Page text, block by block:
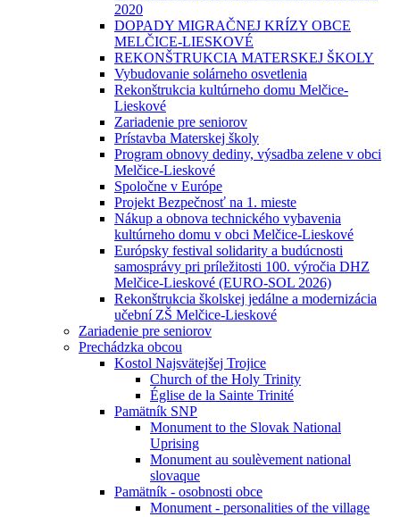
2020
DOPADY MIGRAČNEJ KRÍZY OBCE
MELČICE-LIESKOVÉ
REKONŠTRUKCIA MATERSKEJ ŠKOLY
Vybudovanie solárneho osvetlenia
Rekonštrukcia kultúrneho domu Melčice-
Lieskové
Zariadenie pre seniorov
Prístavba Materskej školy
Program obnovy dediny, výsadba zelene v obci
Melčice-Lieskové
Spoločne v Európe
Projekt Bezpečnosť na 1. mieste
Nákup a obnova technického vybavenia
kultúrneho domu v obci Melčice-Lieskové
Európsky festival solidarity a budúcnosti
samosprávy pri príležitosti 100. výročia DHZ
Melčice-Lieskové (EURO-SOL 2026)
Rekonštrukcia školskej jedálne a modernizácia
učební ZŠ Melčice-Lieskové
Zariadenie pre seniorov
Prechádzka obcou
Kostol Najsvätejšej Trojice
Church of the Holy Trinity
Église de la Sainte Trinité
Pamätník SNP
Monument to the Slovak National
Uprising
Monument au soulèvement national
slovaque
Pamätník - osobnosti obce
Monument - personalities of the village